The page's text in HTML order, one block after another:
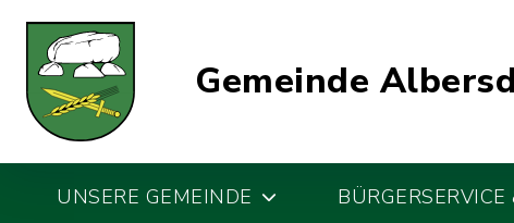
Gemeinde
UNSERE GEMEINDE